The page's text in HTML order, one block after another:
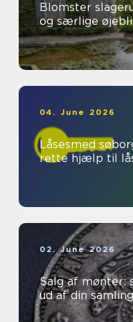
Blomster slagerup inspiration til
og særlige
04. June 2026
Låsesmed søborg sådan vælger du
rette hjælp til
02. June 2026
Salg af mønter:
ud af din samling